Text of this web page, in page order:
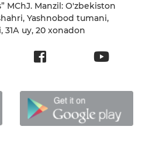
MChJ. Manzil: O'zbekiston
Yashnobod tumani,
31А uy, 20 xonadon